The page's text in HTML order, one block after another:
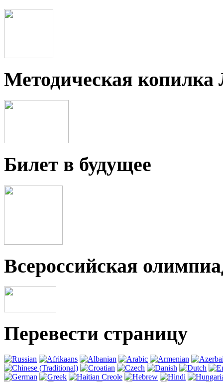
Методическая
Билет в будущее
Всероссийская
Перевести страницу